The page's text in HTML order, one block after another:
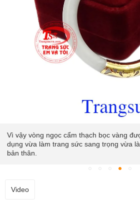
Vì vậy vòng ngọc cẩm thạch bọc vàng
dụng vừa làm trang sức sang trọng vừa
bản thân.
Video